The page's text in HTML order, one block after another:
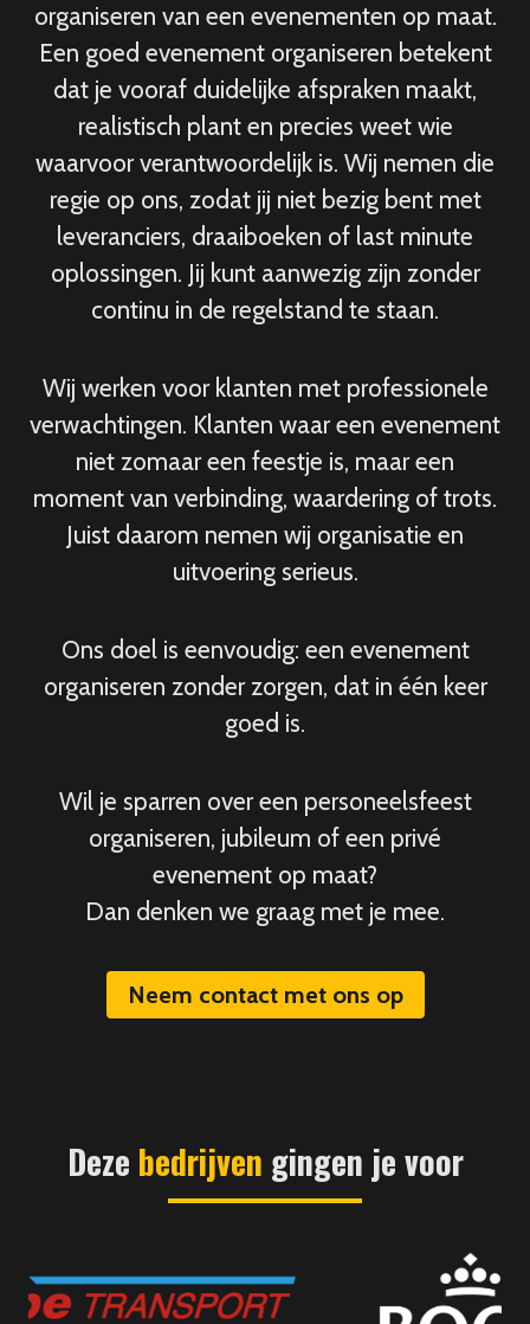
organiseren van een evenementen op maat.
Een goed evenement organiseren betekent
dat je vooraf duidelijke afspraken maakt,
realistisch plant en precies weet wie
waarvoor verantwoordelijk is. Wij nemen die
regie op ons, zodat jij niet bezig bent met
leveranciers, draaiboeken of last minute
oplossingen. Jij kunt aanwezig zijn zonder
continu in de regelstand te staan.
Wij werken voor klanten met professionele
verwachtingen. Klanten waar een evenement
niet zomaar een feestje is, maar een
moment van verbinding, waardering of trots.
Juist daarom nemen wij organisatie en
uitvoering serieus.
Ons doel is eenvoudig: een evenement
organiseren zonder zorgen, dat in één keer
goed is.
Wil je sparren over een personeelsfeest
organiseren, jubileum of een privé
evenement op maat?
Dan denken we graag met je mee.
Neem contact met ons op
Deze bedrijven gingen je voor